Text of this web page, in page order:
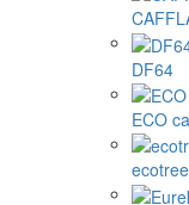
DF64
ECO
ecotree